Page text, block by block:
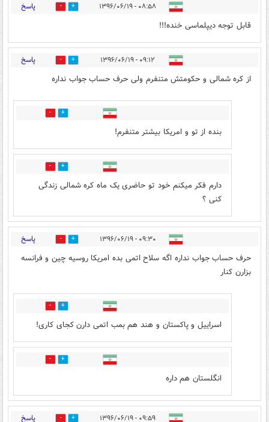
۰۸:۵۸ - ۱۳۹۶/۰۶/۱۹ 78 پاسخ
قابل توجه دیپلماسی خنده!!!
۰۹:۱۲ - ۱۳۹۶/۰۶/۱۹ 18 پاسخ
از کره شمالی و حکومتش متنفرم ولی حرف حساب جواب نداره
31
بنده از تو و امریکا بیشتر متنفرم!
6
دارم فکر میکنم خود تو حاضری یک ماه کره شمالی زندگی
کنی ؟
۰۹:۳۰ - ۱۳۹۶/۰۶/۱۹ 51 پاسخ
حرف حساب جواب نداره اگه سلاح اتمی بده امریکا روسیه چین و فرانسه
بزارن کنار
23
اسراییل و پاکستان و هند هم بمب اتمی دارن کجای کاری!
12
انگلستان هم داره
۰۹:۵۹ - ۱۳۹۶/۰۶/۱۹ 23 پاسخ